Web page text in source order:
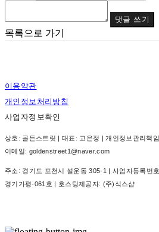
댓글 쓰기
목록으로 가기
이용약관
개인정보처리방침
사업자정보확인
상호: 골든스트릿 | 대표: 고은정 | 개인정보관리책
이메일: goldenstreet1@naver.com
주소: 경기도 포천시 설운동 305-1 | 사업자등록번
경기가평-061호 | 호스팅제공자: (주)식스샵